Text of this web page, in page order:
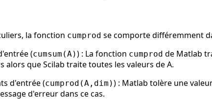
la fonction cumprod se comporte différemment
(cumsum(A)) : La fonction cumprod de Matlab
alors que Scilab traite toutes les valeurs de A.
d'entrée (cumprod(A,dim)) : Matlab tolère une
d'erreur dans ce cas.